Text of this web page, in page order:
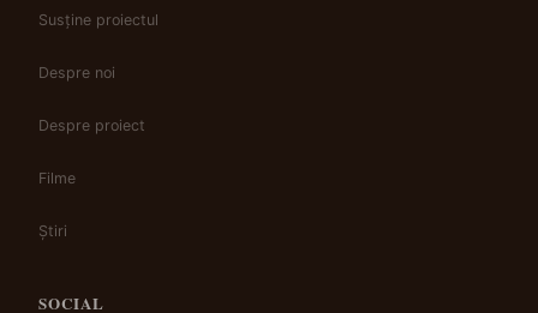
Susține proiectul
Despre noi
Despre proiect
Filme
Știri
SOCIAL